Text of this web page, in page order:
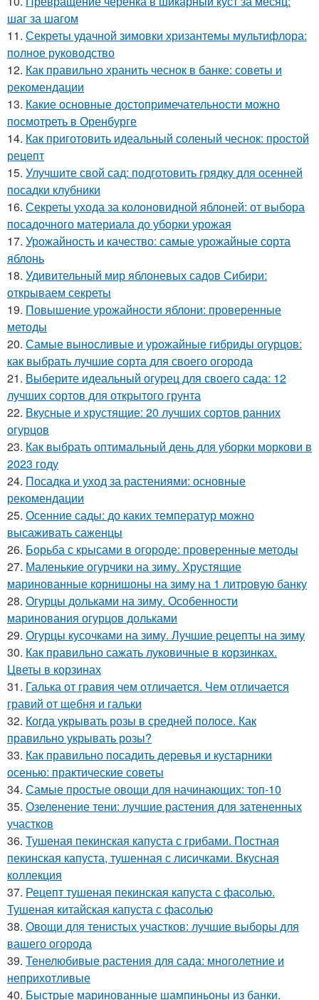
шаг за шагом
11. Секреты удачной зимовки хризантемы мультифлора:
полное руководство
12. Как правильно хранить чеснок в банке: советы и
рекомендации
13. Какие основные достопримечательности можно
посмотреть в Оренбурге
14. Как приготовить идеальный соленый чеснок: простой
рецепт
15. Улучшите свой сад: подготовить грядку для осенней
посадки клубники
16. Секреты ухода за колоновидной яблоней: от выбора
посадочного материала до уборки урожая
17. Урожайность и качество: самые урожайные сорта
яблонь
18. Удивительный мир яблоневых садов Сибири:
открываем секреты
19. Повышение урожайности яблони: проверенные
методы
20. Самые выносливые и урожайные гибриды огурцов:
как выбрать лучшие сорта для своего огорода
21. Выберите идеальный огурец для своего сада: 12
лучших сортов для открытого грунта
22. Вкусные и хрустящие: 20 лучших сортов ранних
огурцов
23. Как выбрать оптимальный день для уборки моркови в
2023 году
24. Посадка и уход за растениями: основные
рекомендации
25. Осенние сады: до каких температур можно
высаживать саженцы
26. Борьба с крысами в огороде: проверенные методы
27. Маленькие огурчики на зиму. Хрустящие
маринованные корнишоны на зиму на 1 литровую банку
28. Огурцы дольками на зиму. Особенности
маринования огурцов дольками
29. Огурцы кусочками на зиму. Лучшие рецепты на зиму
30. Как правильно сажать луковичные в корзинках.
Цветы в корзинах
31. Галька от гравия чем отличается. Чем отличается
гравий от щебня и гальки
32. Когда укрывать розы в средней полосе. Как
правильно укрывать розы?
33. Как правильно посадить деревья и кустарники
осенью: практические советы
34. Самые простые овощи для начинающих: топ-10
35. Озеленение тени: лучшие растения для затененных
участков
36. Тушеная пекинская капуста с грибами. Постная
пекинская капуста, тушенная с лисичками. Вкусная
коллекция
37. Рецепт тушеная пекинская капуста с фасолью.
Тушеная китайская капуста с фасолью
38. Овощи для тенистых участков: лучшие выборы для
вашего огорода
39. Тенелюбивые растения для сада: многолетние и
неприхотливые
40. Быстрые маринованные шампиньоны из банки.